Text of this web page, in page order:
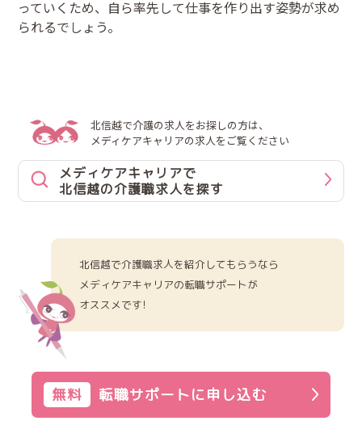
っていくため、自ら率先して仕事を作り出す姿勢が求め
られるでしょう。
北信越で介護の求人をお探しの方は、
メディケアキャリアの求人をご覧ください
メディケアキャリアで
北信越の介護職求人を探す
北信越で介護職求人を紹介してもらうなら
メディケアキャリアの転職サポートが
オススメです!
無料 転職サポートに申し込む